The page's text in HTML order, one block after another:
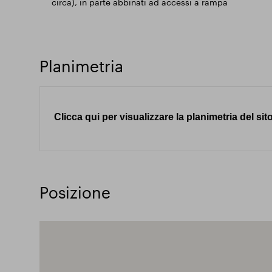
circa), in parte abbinati ad accessi a rampa
Planimetria
Clicca qui per visualizzare la planimetria del
Posizione